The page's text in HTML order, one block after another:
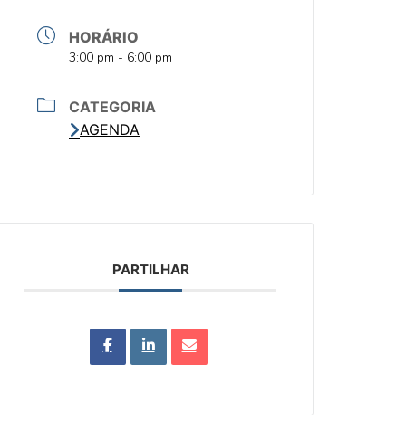
HORÁRIO
HORA
3:00 pm - 6:00 pm
CATEGORIA
AGENDA
PARTILHAR